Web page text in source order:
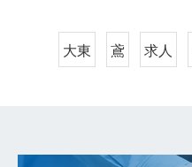
大東 鳶 求人